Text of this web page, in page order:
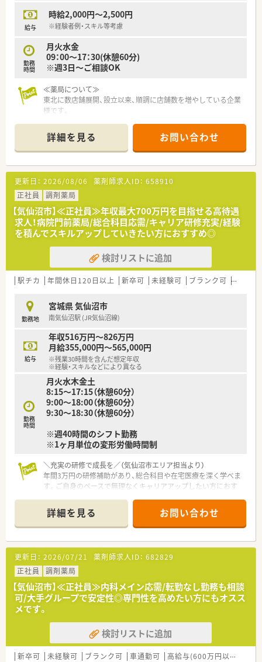
給与
時給2,000円～2,500円
※経験者例・スキル等考慮
勤務
時間
月火水金
09：00～17：30(休憩60分)
※週3日～ご相談OK
≪薬局について≫
東北に数店舗展開、設立以来、順調に店舗数を増やしている企業
様です。
良い職場環境が特徴です。
処方箋枚数もご負担少なく長く続けられる薬局です。
詳細を見る お問い合わせ
更新日： 2026/08/06 薬剤師求人ID： 658910
正社員
調剤薬局
【気仙沼市】≪正社員≫年収最大700万円を目指せる高待遇
求人！病院門前薬局/総合科目応需/キャリア研修充実/経験
を積んでスキルアップしていきたい方におすすめ◎
検討リストに追加
駅チカ 年間休日120日以上 新卒可 未経験可 ブランク可 車通勤
勤務地
宮城県 気仙沼市
南気仙沼駅 (JR気仙沼線)
給与
年収516万円～826万円
月給355,000円～565,000円
※残業30時間を含んだ想定年収
※経験・スキルなどにより異なる
勤務
時間
月火水木金土
8:15～17:15（休憩60分）
9:00～18:00（休憩60分）
9:30～18:30（休憩60分）
※週40時間のシフト勤務
※1ヶ月単位の変形労働時間制
＼充実の研修で成長を／（気仙沼市エリア担当より）
年間3万円の研修補助があり、総合科目や在宅医療を深く学べま
す。ご自身のペースで無理なくキャリアアップしたい方におす
＊------------------------------------------＊
【店舗情報と応需状況について】
■JR気仙沼線の南気仙沼駅より車で10分ほどの場所に位置し、
通勤にはマイカーの利用が便利です。
■近隣の総合病院からの処方箋を1日平均250枚ほど応需してお
り、幅広い知識が身につきます。
■薬剤師は常勤10名が在籍しており、事務員も9名いるため手厚
い人員体制です。
【法人特徴について】
■医療や介護など5つの事業を柱に展開する健康の総合商社とし
て、安定した経営基盤を築いている企業です。
■在宅医療の分野において20年以上の豊富な実績とノウハウを
持ち、地域社会からの信頼も厚い法人です。
詳細を見る お問い合わせ
更新日： 2026/07/21 薬剤師求人ID： 682829
正社員
調剤薬局
【気仙沼市】≪正社員≫内科メイン応需/転勤なし勤務も相談
可/大手グループで安定性◎専門性を高めたい方にもオスス
メです。
検討リストに追加
新卒可 未経験可 ブランク可 車通勤可 高給与(600万円以上)